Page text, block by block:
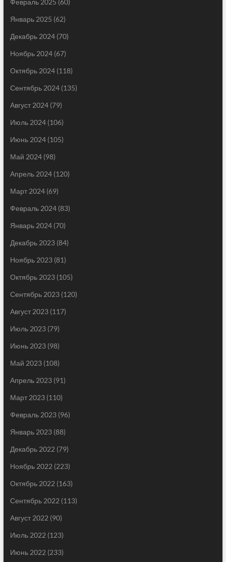
Февраль 2025 (60)
Январь 2025 (62)
Декабрь 2024(70)
Ноябрь 2024(67)
Октябрь 2024(118)
Сентябрь 2024(135)
Август 2024(79)
Июль 2024(106)
Июнь 2024(105)
Май 2024(98)
Апрель 2024(120)
Март 2024(69)
Февраль 2024(83)
Январь 2024(70)
Декабрь 2023(84)
Ноябрь 2023(81)
Октябрь 2023(105)
Сентябрь 2023(120)
Август 2023(117)
Июль 2023(79)
Июнь 2023(98)
Май 2023(108)
Апрель 2023(91)
Март 2023(110)
Февраль 2023(96)
Январь 2023(88)
Декабрь 2022 (79)
Ноябрь 2022 (223)
Октябрь 2022 (163)
Сентябрь 2022 (113)
Август 2022 (90)
Июль 2022 (123)
Июнь 2022 (233)